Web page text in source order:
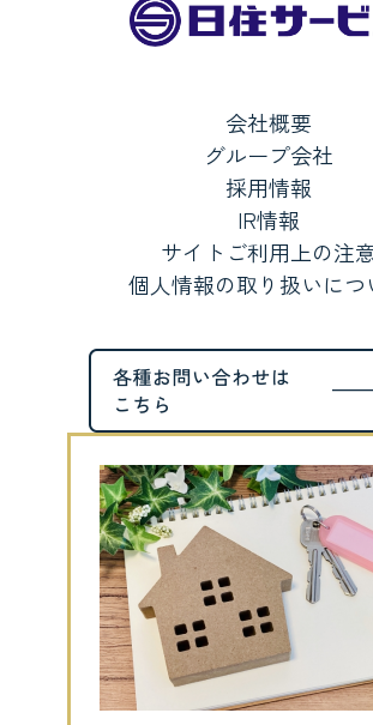
会社概要
グループ会社
採用情報
IR情報
サイトご利用上の注
個人情報の取り扱いにつ